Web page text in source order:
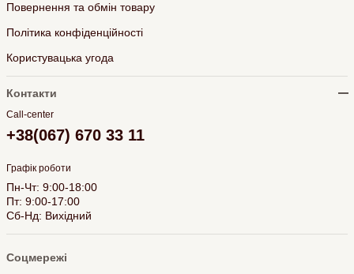
Повернення та обмін товару
Політика конфіденційності
Користувацька угода
Контакти
Call-center
+38(067) 670 33 11
Графік роботи
Пн-Чт: 9:00-18:00
Пт: 9:00-17:00
Сб-Нд: Вихідний
Соцмережі